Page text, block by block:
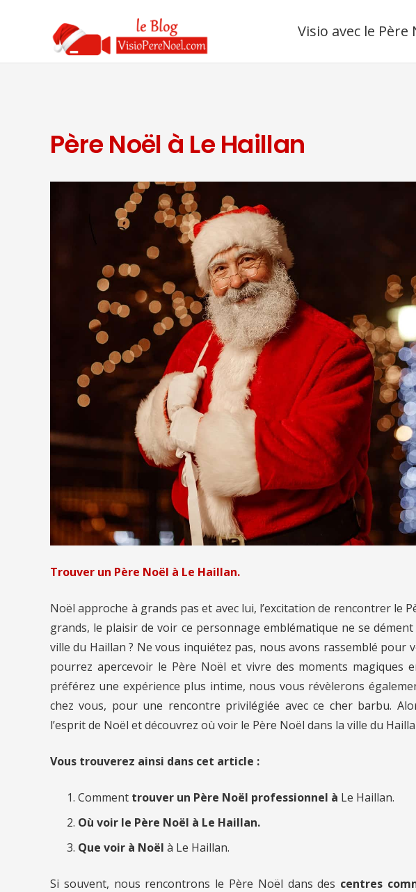
Visio avec le Père
Père Noël à Le Haillan
Trouver un Père Noël à Le Haillan.
Noël approche à grands pas et avec lui, l’excitation de rencontrer le
grands, le plaisir de voir ce personnage emblématique ne se
ville du Haillan ? Ne vous inquiétez pas, nous avons rassemblé pour
pourrez apercevoir le Père Noël et vivre des moments magiques
préférez une expérience plus intime, nous vous révèlerons
chez vous, pour une rencontre privilégiée avec ce cher barbu.
l’esprit de Noël et découvrez où voir le Père Noël dans la ville du
Vous trouverez ainsi dans cet article :
Comment trouver un Père Noël professionnel à Le Haillan.
Où voir le Père Noël à Le Haillan.
Que voir à Noël à Le Haillan.
Si souvent, nous rencontrons le Père Noël dans des centres